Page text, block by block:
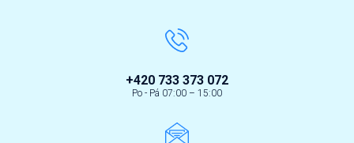
+420 733 373 072
Po - Pá 07:00 – 15:00